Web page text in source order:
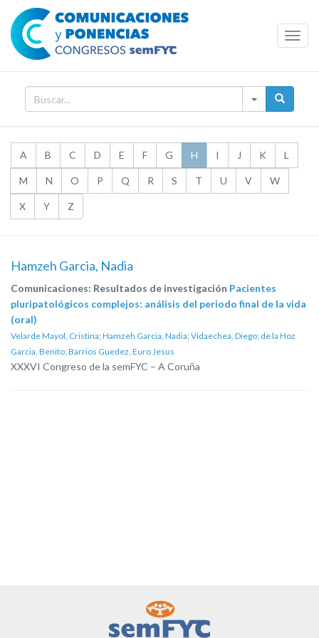
A B C D E F G H I J K L
M N O P Q R S T U V W
X Y Z
Hamzeh Garcia, Nadia
Comunicaciones: Resultados de investigación Pacientes
pluripatológicos complejos: análisis del periodo final de la vida
(oral)
Velarde Mayol, Cristina; Hamzeh Garcia, Nadia; Vidaechea, Diego; de la Hoz
Garcia, Benito; Barrios Guedez, Euro Jesus
XXXVI Congreso de la semFYC – A Coruña